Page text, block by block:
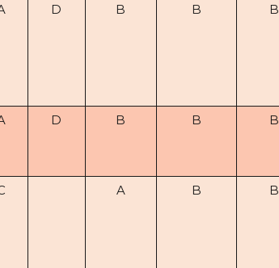
D B B B
D B B B
A B B